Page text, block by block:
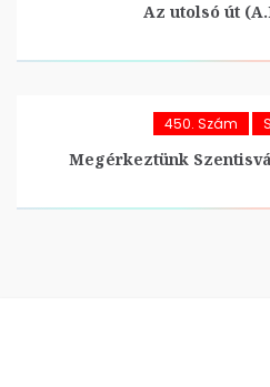
Az utolsó út
450. Szám
Megérkeztünk